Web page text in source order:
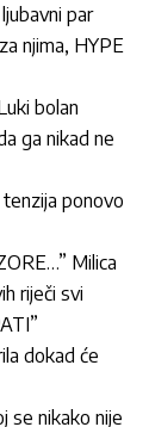
par
njima, HYPE
bolan
ga nikad ne
ponovo
Milica
riječi svi
dokad će
se nikako nije